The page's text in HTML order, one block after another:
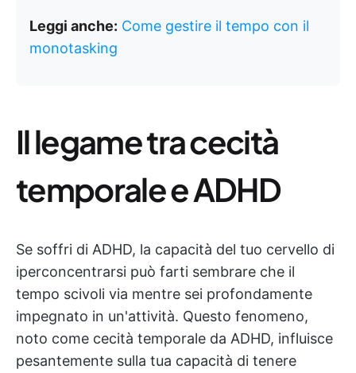
Leggi anche: Come gestire il tempo con il
monotasking
Il legame tra cecità
temporale e ADHD
Se soffri di ADHD, la capacità del tuo cervello di
iperconcentrarsi può farti sembrare che il
tempo scivoli via mentre sei profondamente
impegnato in un'attività. Questo fenomeno,
noto come cecità temporale da ADHD, influisce
pesantemente sulla tua capacità di tenere